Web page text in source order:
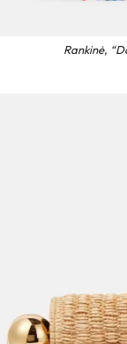
Rankinė,